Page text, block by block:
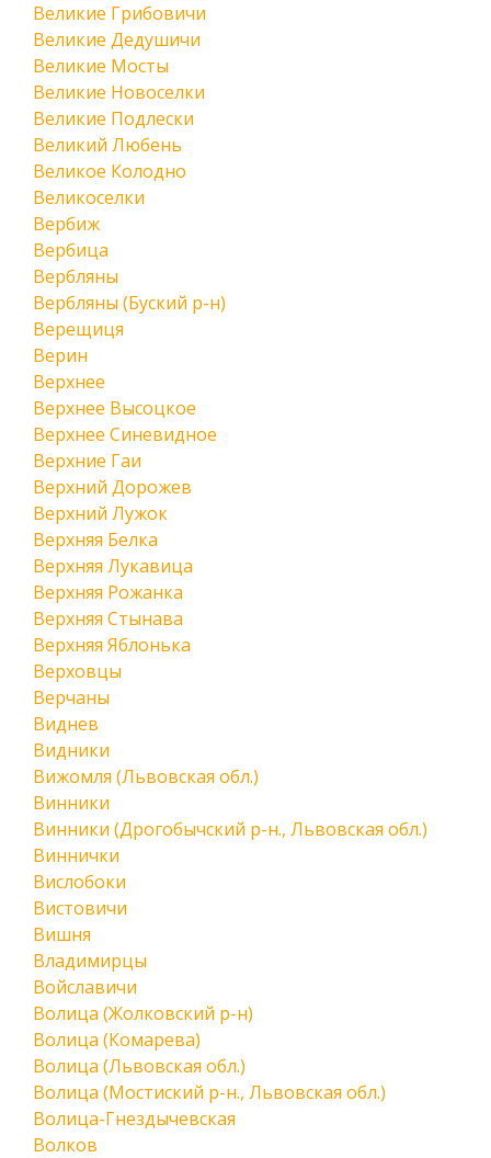
Великие Грибовичи
Великие Дедушичи
Великие Мосты
Великие Новоселки
Великие Подлески
Великий Любень
Великое Колодно
Великоселки
Вербиж
Вербица
Вербляны
Вербляны (Буский р-н)
Верещиця
Верин
Верхнее
Верхнее Высоцкое
Верхнее Синевидное
Верхние Гаи
Верхний Дорожев
Верхний Лужок
Верхняя Белка
Верхняя Лукавица
Верхняя Рожанка
Верхняя Стынава
Верхняя Яблонька
Верховцы
Верчаны
Виднев
Видники
Вижомля (Львовская обл.)
Винники
Винники (Дрогобычский р-н., Львовская обл.)
Виннички
Вислобоки
Вистовичи
Вишня
Владимирцы
Войславичи
Волица (Жолковский р-н)
Волица (Комарева)
Волица (Львовская обл.)
Волица (Мостиский р-н., Львовская обл.)
Волица-Гнездычевская
Волков